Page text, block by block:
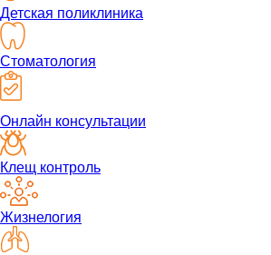
Детская поликлиника
Стоматология
Онлайн консультации
Клещ контроль
Жизнелогия